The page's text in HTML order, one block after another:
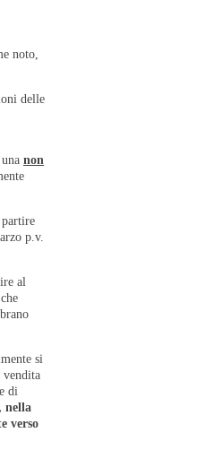
noto,
delle
non
p.v.
al
si
di
nella
verso